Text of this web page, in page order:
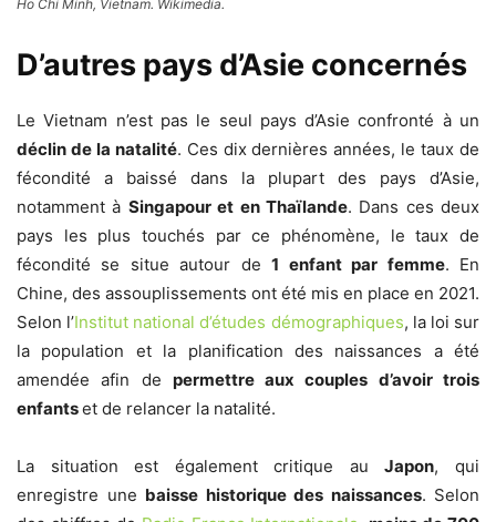
Ho Chi Minh, Vietnam. Wikimedia.
D’autres pays d’Asie concernés
Le Vietnam n’est pas le seul pays d’Asie confronté à un
déclin de la natalité. Ces dix dernières années, le taux de
fécondité a baissé dans la plupart des pays d’Asie,
notamment à Singapour et en Thaïlande. Dans ces deux
pays les plus touchés par ce phénomène, le taux de
fécondité se situe autour de1 enfant par femme. En
Chine, des assouplissements ont été mis en place en 2021.
Selon l’Institut national d’études démographiques, la loi sur
la population et la planification des naissances a été
amendée afin de permettre aux couples d’avoir trois
enfantset de relancer la natalité.
La situation est également critique auJapon, qui
enregistre une baisse historique des naissances. Selon